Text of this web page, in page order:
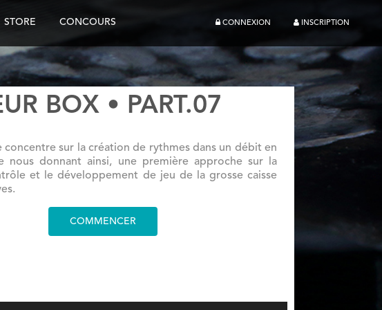
STORE CONCOURS CONNEXION INSCRIPTION
BOX • PART.07
concentre sur la création de rythmes dans un débit en
nous donnant ainsi, une première approche sur la
et le développement de jeu de la grosse caisse
COMMENCER